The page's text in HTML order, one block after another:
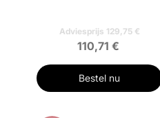
Adviesprijs 129,75 €
110,71 €
Bestel nu